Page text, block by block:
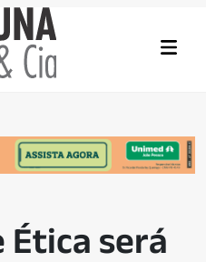
Ética será